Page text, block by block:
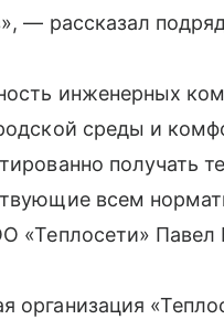
— рассказал
инженерных
среды и
получать
всем
«Теплосети» Павел
организация